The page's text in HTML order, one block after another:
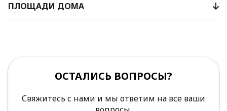
ПЛОЩАДИ ДОМА
ОСТАЛИСЬ ВОПРОСЫ?
Свяжитесь с нами и мы ответим на все ваши